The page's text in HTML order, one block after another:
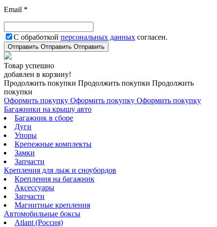
Email *
С обработкой персональных данных согласен.
Отправить Отправить Отправить
Товар успешно
добавлен в корзину!
Продолжить покупки Продолжить покупки Продолжить
покупки
Оформить покупку Оформить покупку Оформить покупку
Багажники на крышу авто
Багажник в сборе
Дуги
Упоры
Крепежные комплекты
Замки
Запчасти
Крепления для лыж и сноубордов
Крепления на багажник
Аксессуары
Запчасти
Магнитные крепления
Автомобильные боксы
Atlant (Россия)